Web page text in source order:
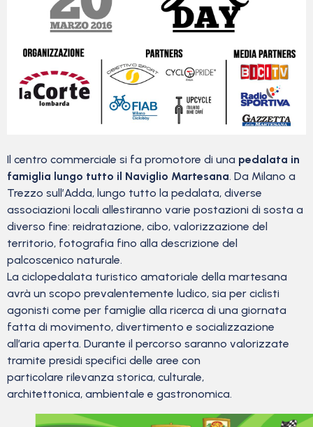
Il centro commerciale si fa promotore di una pedalata in
famiglia lungo tutto il Naviglio Martesana. Da Milano a
Trezzo sull’Adda, lungo tutto la pedalata, diverse
associazioni locali allestiranno varie postazioni di sosta a
diverso fine: reidratazione, cibo, valorizzazione del
territorio, fotografia fino alla descrizione del
palcoscenico naturale.
La ciclopedalata turistico amatoriale della martesana
avrà un scopo prevalentemente ludico, sia per ciclisti
agonisti come per famiglie alla ricerca di una giornata
fatta di movimento, divertimento e socializzazione
all’aria aperta. Durante il percorso saranno valorizzate
tramite presidi specifici delle aree con
particolare rilevanza storica, culturale,
architettonica, ambientale e gastronomica.